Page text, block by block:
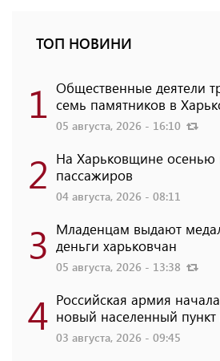
ТОП НОВИНИ
1 Общественные деятели
семь памятников в
05 августа, 2026 - 16:10
2 На Харьковщине осенью
пассажиров
04 августа, 2026 - 08:11
3 Младенцам выдают
деньги харьковчан
05 августа, 2026 - 13:38
4 Российская армия
новый населенный
03 августа, 2026 - 09:45